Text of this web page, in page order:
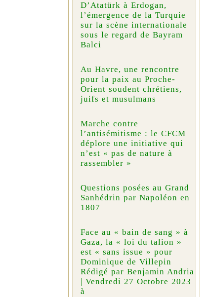
D’Atatürk à Erdogan,
l’émergence de la Turquie
sur la scène internationale
sous le regard de Bayram
Balci
Au Havre, une rencontre
pour la paix au Proche-
Orient soudent chrétiens,
juifs et musulmans
Marche contre
l’antisémitisme : le CFCM
déplore une initiative qui
n’est « pas de nature à
rassembler »
Questions posées au Grand
Sanhédrin par Napoléon en
1807
Face au « bain de sang » à
Gaza, la « loi du talion »
est « sans issue » pour
Dominique de Villepin
Rédigé par Benjamin Andria
| Vendredi 27 Octobre 2023
à